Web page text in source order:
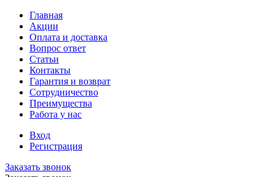
Главная
Акции
Оплата и доставка
Вопрос ответ
Статьи
Контакты
Гарантия и возврат
Сотрудничество
Преимущества
Работа у нас
Вход
Регистрация
Заказать звонок